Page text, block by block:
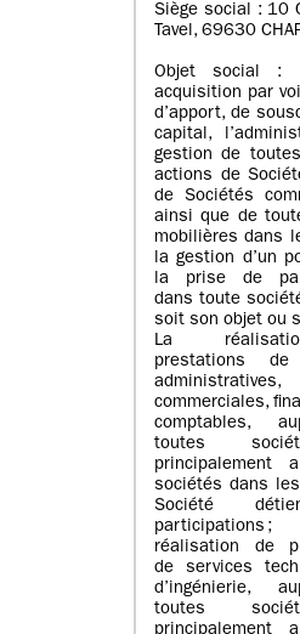
Siège social : 10
Tavel, 69630
Objet social :
acquisition par
d’apport, de
capital,
gestion de
actions de
de Sociétés
ainsi que de
mobilières dans
la gestion d’un
la prise de
dans toute
soit son objet ou
La
prestations de
administratives,
commerciales,
comptables,
toutes
principalement
sociétés dans
Société
réalisation de
de services
d’ingénierie,
toutes